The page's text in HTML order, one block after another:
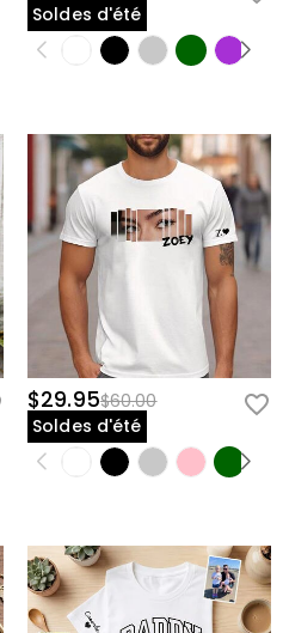
Soldes d'été
$29.95$60.00
Soldes d'été